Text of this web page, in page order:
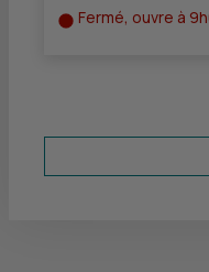
Fermé, ouvre à